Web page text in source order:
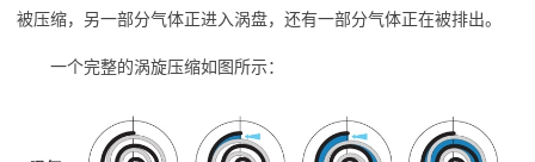
被压缩，另一部分气体正进入涡盘，还有一部分气体正在被排出。
一个完整的涡旋压缩如图所示：